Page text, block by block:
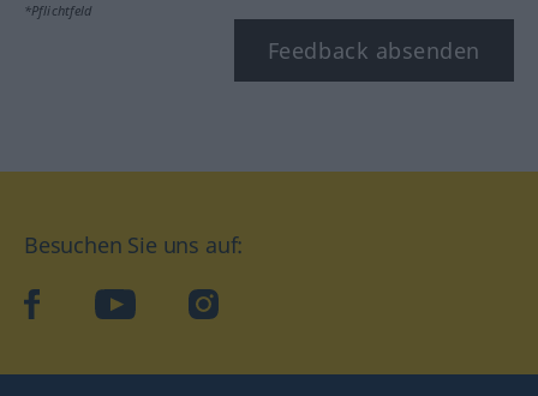
*Pflichtfeld
Feedback absenden
Besuchen Sie uns auf:
facebookYouTube Instagram